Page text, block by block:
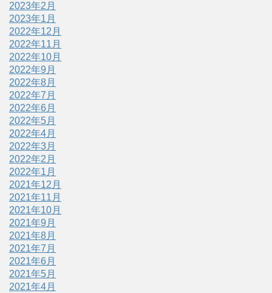
2023年2月
2023年1月
2022年12月
2022年11月
2022年10月
2022年9月
2022年8月
2022年7月
2022年6月
2022年5月
2022年4月
2022年3月
2022年2月
2022年1月
2021年12月
2021年11月
2021年10月
2021年9月
2021年8月
2021年7月
2021年6月
2021年5月
2021年4月